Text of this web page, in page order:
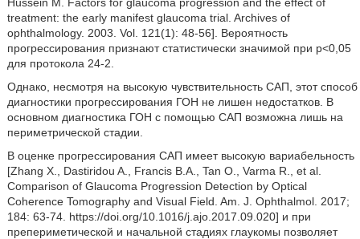
treatment: the early manifest glaucoma trial. Archives of
ophthalmology. 2003. Vol. 121(1): 48-56]. Вероятность
прогрессирования признают статистически значимой при р<0,05
для протокола 24-2.
Однако, несмотря на высокую чувствительность САП, этот способ
диагностики прогрессирования ГОН не лишен недостатков. В
основном диагностика ГОН с помощью САП возможна лишь на
периметрической стадии.
В оценке прогрессирования САП имеет высокую вариабельность
[Zhang X., Dastiridou A., Francis В.A., Tan О., Varma R., et al.
Comparison of Glaucoma Progression Detection by Optical
Coherence Tomography and Visual Field. Am. J. Ophthalmol. 2017;
184: 63-74. https://doi.org/10.1016/j.ajo.2017.09.020] и при
препериметической и начальной стадиях глаукомы позволяет